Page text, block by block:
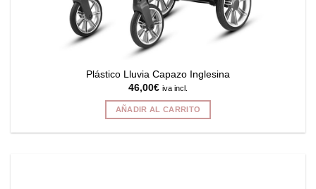
Plástico Lluvia Capazo Inglesina
46,00€ iva incl.
AÑADIR AL CARRITO